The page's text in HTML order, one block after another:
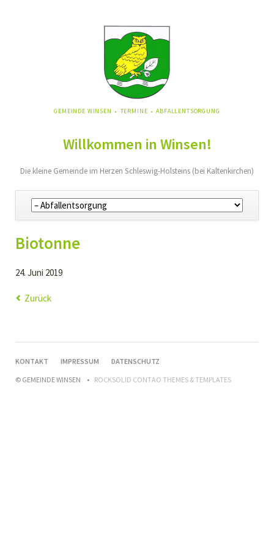
NAVIGATION
GEMEINDE WINSEN TERMINE ABFALLENTSORGUNG
Willkommen in Winsen!
Die kleine Gemeinde im Herzen Schleswig-Holsteins (bei Kaltenkirchen)
Navigation
überspringen
Biotonne
24. Juni 2019
Zurück
NAVIGATION
KONTAKT IMPRESSUM
DATENSCHUTZ
© GEMEINDE WINSEN
ROCKSOLID CONTAO THEMES & TEMPLATES